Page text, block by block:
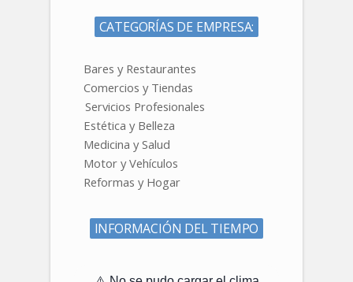
CATEGORÍAS DE EMPRESA:
Bares y Restaurantes
Comercios y Tiendas
Servicios Profesionales
Estética y Belleza
Medicina y Salud
Motor y Vehículos
Reformas y Hogar
INFORMACIÓN DEL TIEMPO